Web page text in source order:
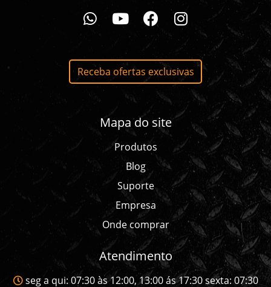
whatsapp da Ferrolan
youtube da Ferrolan
facebook da Ferrolan
instagram da Ferrolan
Receba ofertas exclusivas
Mapa do site
Produtos
Blog
Suporte
Empresa
Onde comprar
Atendimento
seg a qui: 07:30 às 12:00, 13:00 ás 17:30 sexta: 07:30